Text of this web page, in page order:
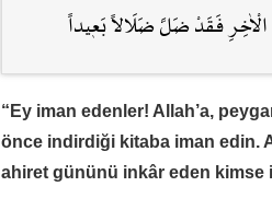
الْاٰخِرِ فَقَدْ ضَلَّ ضَلَالاً بَعٖيداً
“Ey iman edenler! Allah’a,
önce indirdiği kitaba iman edin.
ahiret gününü inkâr eden kimse